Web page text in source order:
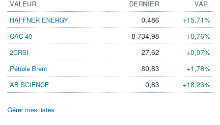
VALEUR DERNIER
VAR.
HAFFNER ENERGY
0,486 +15,71%
CAC 40 8 734,98 +0,76%
2CRSI 27,62 +0,07%
Pétrole Brent 80,83 +1,78%
AB SCIENCE 0,83 +18,23%
Gérer mes listes